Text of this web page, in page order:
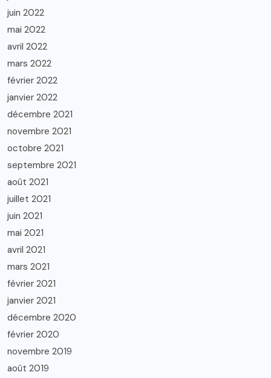
juin 2022
mai 2022
avril 2022
mars 2022
février 2022
janvier 2022
décembre 2021
novembre 2021
octobre 2021
septembre 2021
août 2021
juillet 2021
juin 2021
mai 2021
avril 2021
mars 2021
février 2021
janvier 2021
décembre 2020
février 2020
novembre 2019
août 2019